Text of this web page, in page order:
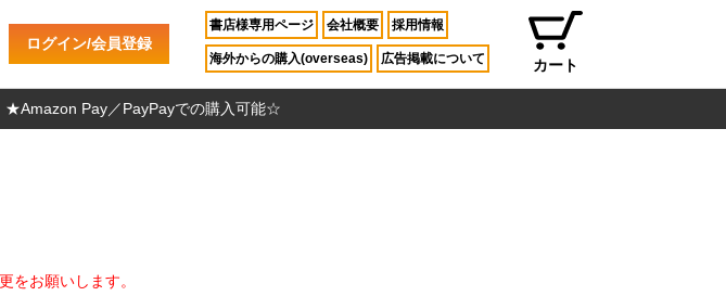
ログイン/会員登録
書店様専用ページ 会社概要 採用情報
海外からの購入(overseas) 広告掲載について カート
Pay／PayPayでの購入可能☆
をお願いします。